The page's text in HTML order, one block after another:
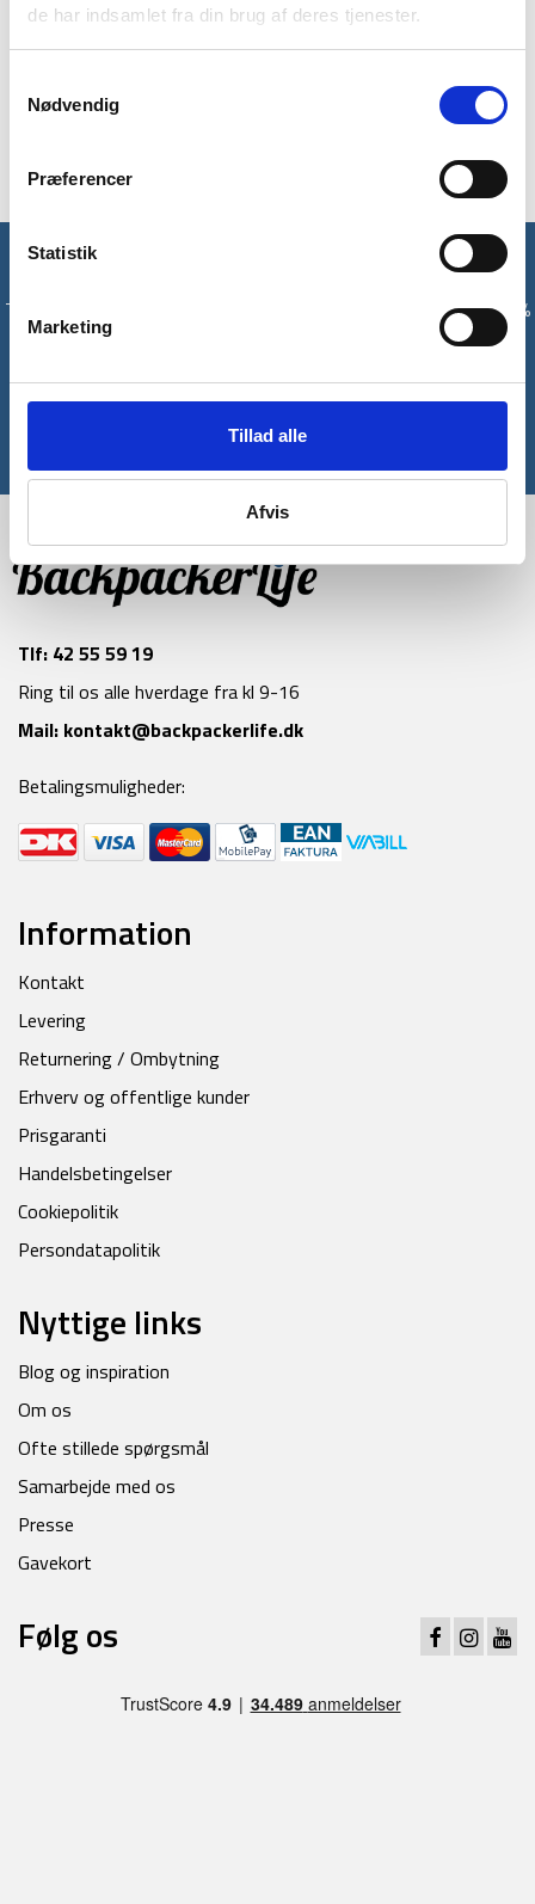
de har indsamlet fra din brug af deres tjenester.
Nødvendig
Præferencer
Statistik
Marketing
Tillad alle
Afvis
Fleece har en fantastisk evne til at varmeisolere. Den sørger
for at opretholde din kropstemperatur, så du ikke bliver kold.
Starshine kommer med hætte, som kan trækkes op og slutte
tæt om dit ansigt, hvilket også bidrager til
Tilmeld dig vores nyhedsbrev og modtag med det samme en 10%
Tilmeld
Tlf: 42 55 59 19
Ring til os alle hverdage fra kl 9-16
Mail: kontakt@backpackerlife.dk
Betalingsmuligheder:
Information
Kontakt
Levering
Returnering / Ombytning
Erhverv og offentlige kunder
Prisgaranti
Handelsbetingelser
Cookiepolitik
Persondatapolitik
Nyttige links
Blog og inspiration
Om os
Ofte stillede spørgsmål
Samarbejde med os
Presse
Gavekort
Følg os